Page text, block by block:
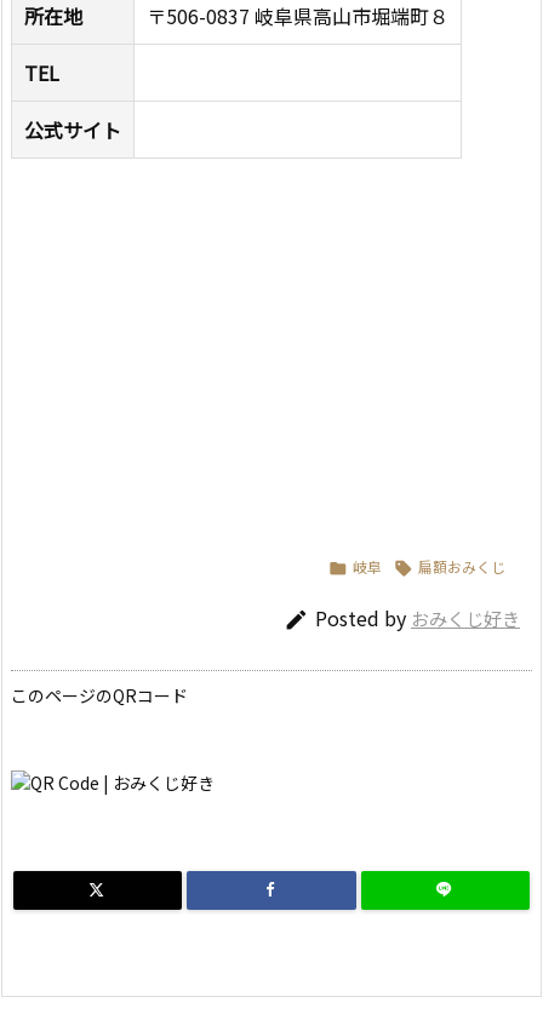
所在地
〒506-0837 岐阜県高山市堀端町８
TEL
公式サイト
 岐阜  扁額おみくじ
 Posted by おみくじ好き
このページのQRコード